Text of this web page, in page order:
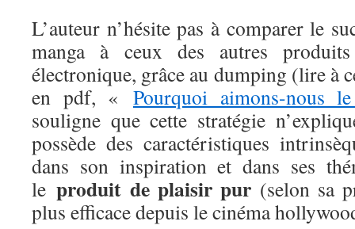
L’auteur n’hésite pas à comparer le
manga à ceux des autres
électronique, grâce au dumping (lire à
en pdf, « Pourquoi aimons-nous
souligne que cette stratégie
possède des caractéristiques
dans son inspiration et dans ses
leproduit de plaisir pur (selon sa
plus efficace depuis le cinéma